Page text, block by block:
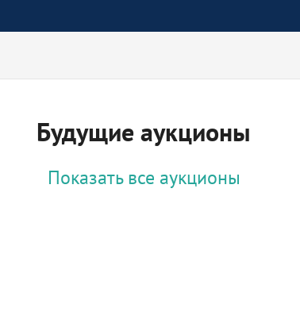
Будущие аукционы
Показать все аукционы